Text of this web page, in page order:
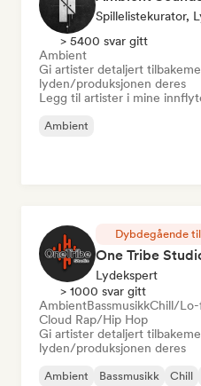
Spillelistekurator,
> 5400 svar gitt
Ambient
Gi artister detaljert
lyden/produksjonen deres
Legg til artister i mine
Ambient
Dybdegående
One Tribe
Lydekspert
> 1000 svar gitt
AmbientBassmusikkChill/
Cloud Rap/Hip Hop
Gi artister detaljert
lyden/produksjonen deres
Ambient Bassmusikk Chill